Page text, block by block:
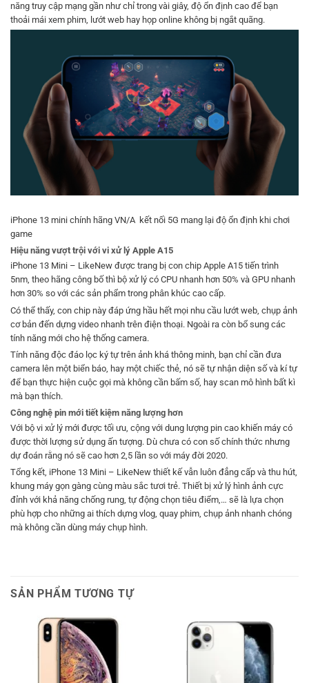
năng truy cập mạng gần như chỉ trong vài giây, độ ổn định cao để bạn
thoải mái xem phim, lướt web hay họp online không bị ngắt quãng.
iPhone 13 mini chính hãng VN/A kết nối 5G mang lại độ ổn định khi chơi
game
Hiệu năng vượt trội với vi xử lý Apple A15
iPhone 13 Mini – LikeNew được trang bị con chip Apple A15 tiến trình
5nm, theo hãng công bố thì bộ xử lý có CPU nhanh hơn 50% và GPU nhanh
hơn 30% so với các sản phẩm trong phân khúc cao cấp.
Có thể thấy, con chip này đáp ứng hầu hết mọi nhu cầu lướt web, chụp ảnh
cơ bản đến dựng video nhanh trên điện thoại. Ngoài ra còn bổ sung các
tính năng mới cho hệ thống camera.
Tính năng độc đáo lọc ký tự trên ảnh khá thông minh, bạn chỉ cần đưa
camera lên một biển báo, hay một chiếc thẻ, nó sẽ tự nhận diện số và kí tự
để bạn thực hiện cuộc gọi mà không cần bấm số, hay scan mô hình bất kì
mà bạn thích.
Công nghệ pin mới tiết kiệm năng lượng hơn
Với bộ vi xử lý mới được tối ưu, cộng với dung lượng pin cao khiến máy có
được thời lượng sử dụng ấn tượng. Dù chưa có con số chính thức nhưng
dự đoán rằng nó sẽ cao hơn 2,5 lần so với máy đời 2020.
Tổng kết, iPhone 13 Mini – LikeNew thiết kế vẫn luôn đẳng cấp và thu hút,
khung máy gọn gàng cùng màu sắc tươi trẻ. Thiết bị xử lý hình ảnh cực
đỉnh với khả năng chống rung, tự động chọn tiêu điểm,… sẽ là lựa chọn
phù hợp cho những ai thích dựng vlog, quay phim, chụp ảnh nhanh chóng
mà không cần dùng máy chụp hình.
SẢN PHẨM TƯƠNG TỰ